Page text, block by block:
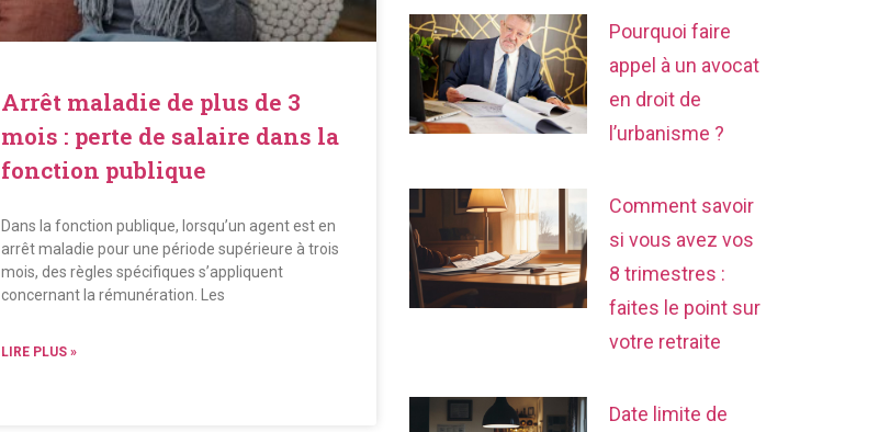
Arrêt maladie de plus de 3
mois : perte de salaire dans la
fonction publique
Dans la fonction publique, lorsqu’un agent est en
arrêt maladie pour une période supérieure à trois
mois, des règles spécifiques s’appliquent
concernant la rémunération. Les
LIRE PLUS »
Pourquoi faire
appel à un avocat
en droit de
l’urbanisme ?
Comment savoir
si vous avez vos
8 trimestres :
faites le point sur
votre retraite
Date limite de